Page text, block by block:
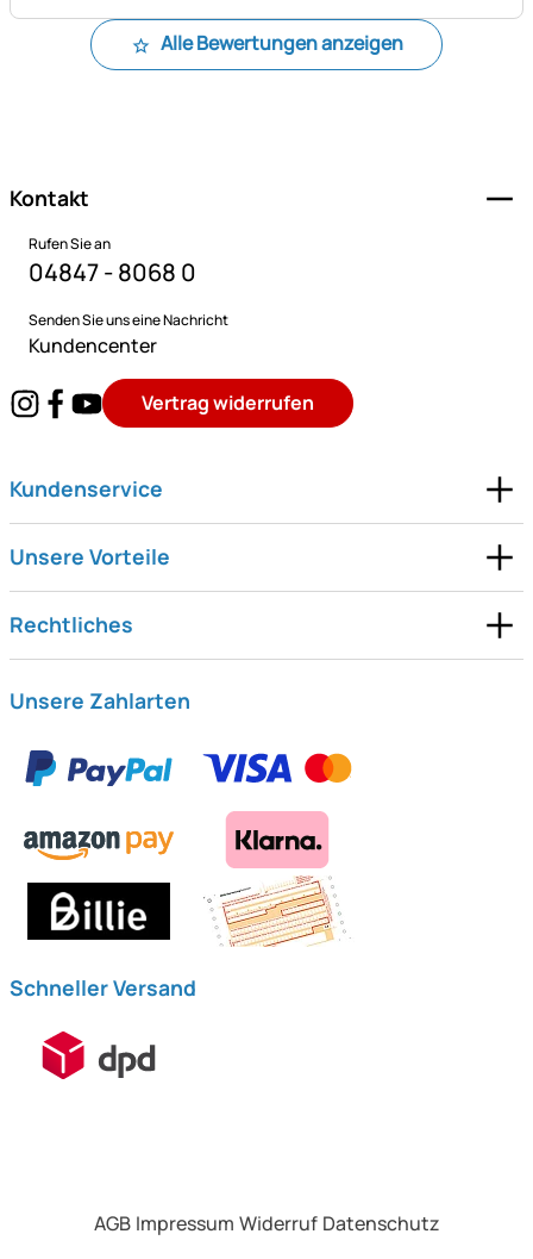
Alle Bewertungen anzeigen
Kontakt
Rufen Sie an
04847 - 8068 0
Senden Sie uns eine Nachricht
Kundencenter
Vertrag widerrufen
Kundenservice
Unsere Vorteile
Rechtliches
Unsere Zahlarten
Schneller Versand
AGB Impressum Widerruf Datenschutz